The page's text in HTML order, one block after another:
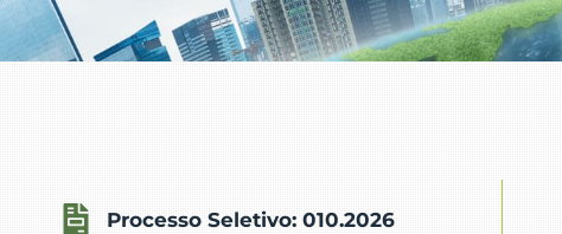
Processo Seletivo: 010.2026